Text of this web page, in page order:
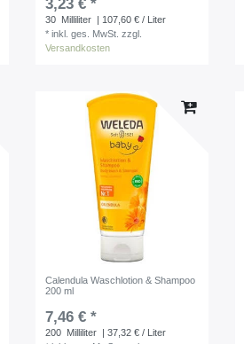
3,23 € *
30 Milliliter
| 107,60 € / Liter
*inkl. ges. MwSt. zzgl.
Versandkosten
Calendula Waschlotion & Shampoo
200 ml
7,46 € *
200 Milliliter | 37,32 € / Liter